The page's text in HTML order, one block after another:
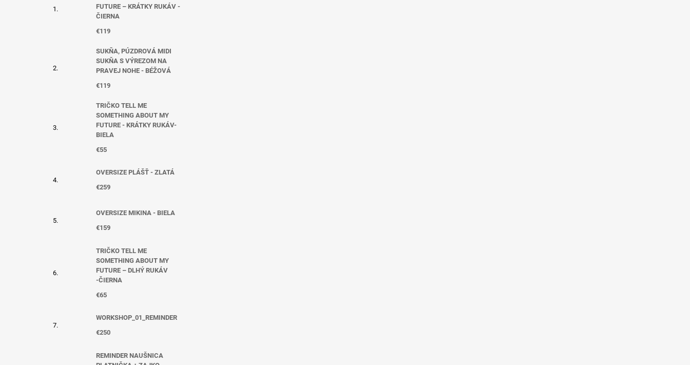
FUTURE – KRÁTKY RUKÁV -
ČIERNA
€119
SUKŇA, PÚZDROVÁ MIDI
SUKŇA S VÝREZOM NA
PRAVEJ NOHE - BÉŽOVÁ
€119
TRIČKO TELL ME
SOMETHING ABOUT MY
FUTURE - KRÁTKY RUKÁV-
BIELA
€55
OVERSIZE PLÁŠŤ - ZLATÁ
€259
OVERSIZE MIKINA - BIELA
€159
TRIČKO TELL ME
SOMETHING ABOUT MY
FUTURE – DLHÝ RUKÁV
-ČIERNA
€65
WORKSHOP_01_REMINDER
€250
REMINDER NAUŠNICA